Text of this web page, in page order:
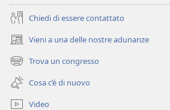
Chiedi di essere contattato
Vieni a una delle nostre adunanze
(apre
una
nuova
finestra)
Trova un congresso
(apre
una
nuova
finestra)
Cosa c’è di nuovo
Video